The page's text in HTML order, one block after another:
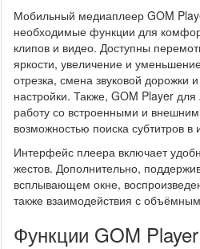
Мобильный медиаплеер GOM
необходимые функции для
клипов и видео. Доступны
яркости, увеличение и
отрезка, смена звуковой дорожки
настройки. Также, GOM Player
работу со встроенными и
возможностью поиска субтитров в
Интерфейс плеера включает
жестов. Дополнительно,
всплывающем окне,
также взаимодействия с
Функции GOM